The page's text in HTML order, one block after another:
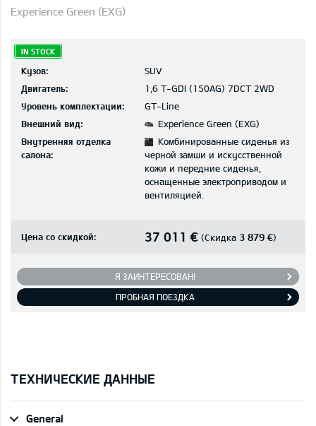
Experience Green (EXG)
IN STOCK
Кузов:
SUV
Двигатель:
1,6 T-GDI (150AG) 7DCT 2WD
Уровень комплектации:
GT-Line
Внешний вид:
Experience Green (EXG)
Внутренняя отделка
салона:
Комбинированные сиденья из
черной замши и искусственной
кожи и передние сиденья,
оснащенные электроприводом и
вентиляцией.
Цена со скидкой: 37 011 € (Скидка 3 879 €)
Я ЗАИНТЕРЕСОВАН!
ПРОБНАЯ ПОЕЗДКА
ТЕХНИЧЕСКИЕ ДАННЫЕ
General